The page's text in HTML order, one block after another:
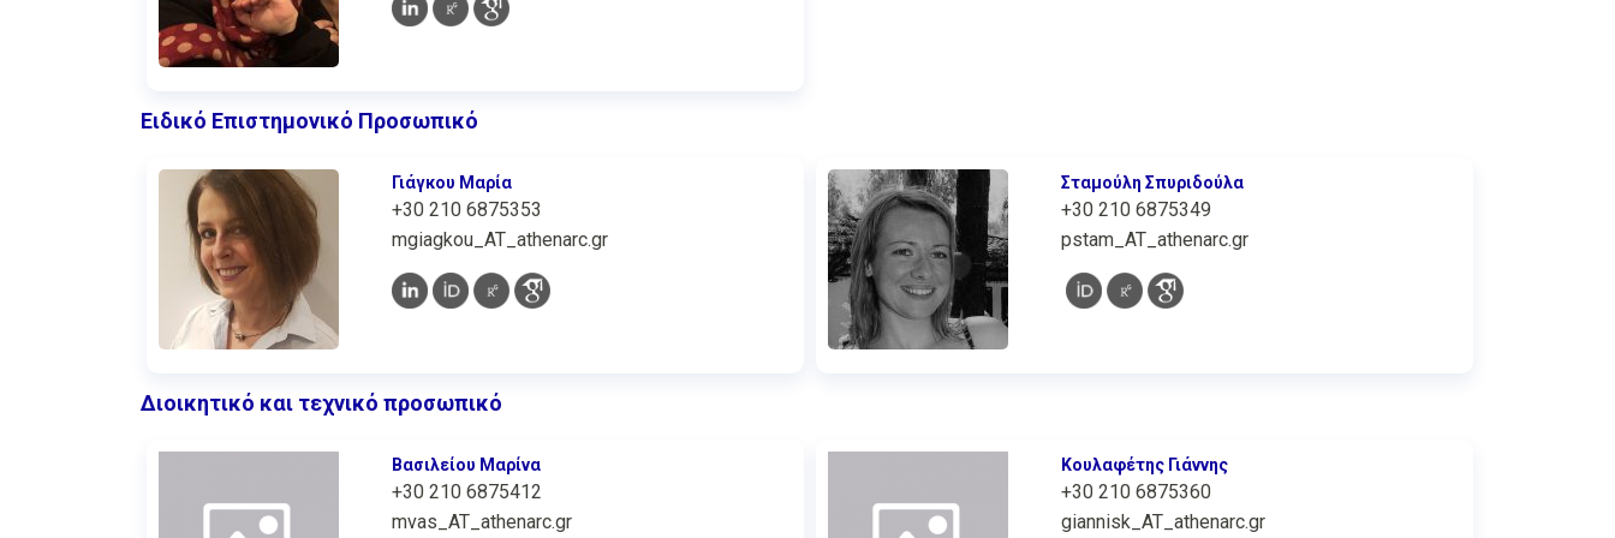
Ειδικό Επιστημονικό Προσωπικό
Γιάγκου Μαρία
+30 210 6875353
mgiagkou_AT_athenarc.gr
Σταμούλη Σπυριδούλα
+30 210 6875349
pstam_AT_athenarc.gr
Διοικητικό και τεχνικό προσωπικό
Βασιλείου Μαρίνα
+30 210 6875412
mvas_AT_athenarc.gr
Κουλαφέτης Γιάννης
+30 210 6875360
giannisk_AT_athenarc.gr